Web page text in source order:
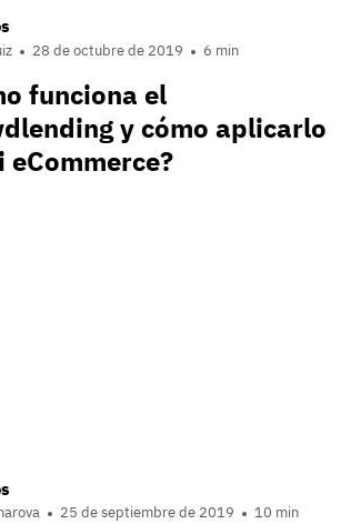
28 de octubre de 2019 6 min
funciona el
y cómo aplicarlo
eCommerce?
25 de septiembre de 2019 10 min